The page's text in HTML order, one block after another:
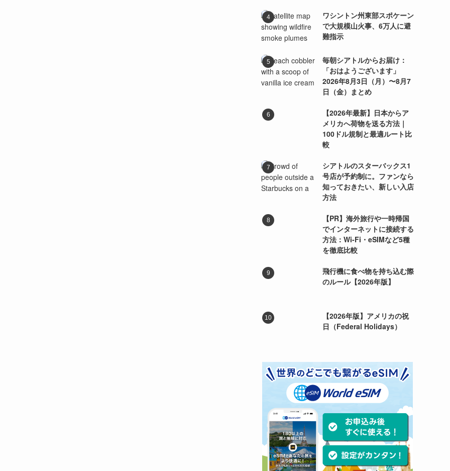
ワシントン州東部スポケーン
で大規模山火事、6万人に避
難指示
毎朝シアトルからお届け：
「おはようございます」
2026年8月3日（月）〜8月7
日（金）まとめ
【2026年最新】日本からア
メリカへ荷物を送る方法｜
100ドル規制と最適ルート比
較
シアトルのスターバックス1
号店が予約制に。ファンなら
知っておきたい、新しい入店
方法
【PR】海外旅行や一時帰国
でインターネットに接続する
方法：Wi-Fi・eSIMなど5種
を徹底比較
飛行機に食べ物を持ち込む際
のルール【2026年版】
【2026年版】アメリカの祝
日（Federal Holidays）